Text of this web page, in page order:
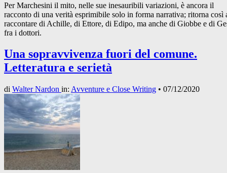
Per Marchesini il mito, nelle sue inesauribili variazioni, è ancora il
racconto di una verità esprimibile solo in forma narrativa; ritorna così
raccontare di Achille, di Ettore, di Edipo, ma anche di Giobbe e di
fra i dottori.
Una sopravvivenza fuori del comune.
Letteratura e serietà
di Walter Nardon in: Avventure e Close Writing • 07/12/2020